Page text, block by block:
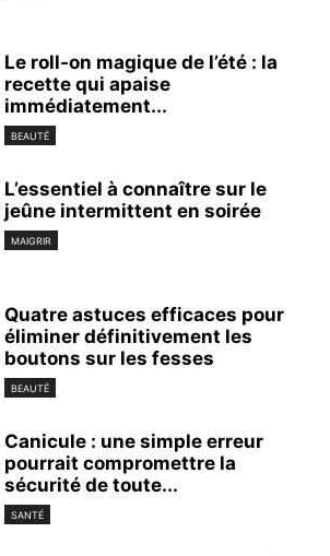
Le roll-on magique de l’été : la
recette qui apaise
immédiatement...
BEAUTÉ
L’essentiel à connaître sur le
jeûne intermittent en soirée
MAIGRIR
Quatre astuces efficaces pour
éliminer définitivement les
boutons sur les fesses
BEAUTÉ
Canicule : une simple erreur
pourrait compromettre la
sécurité de toute...
SANTÉ